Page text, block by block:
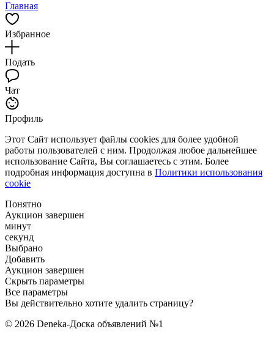
Главная
Избранное
Подать
Чат
Профиль
Этот Сайт использует файлы cookies для более удобной
работы пользователей с ним. Продолжая любое дальнейшее
использование Сайта, Вы соглашаетесь с этим. Более
подробная информация доступна в Политики использования
cookie
Понятно
Аукцион завершен
минут
секунд
Выбрано
Добавить
Аукцион завершен
Скрыть параметры
Все параметры
Вы действительно хотите удалить страницу?
© 2026 Deneka-Доска объявлений №1